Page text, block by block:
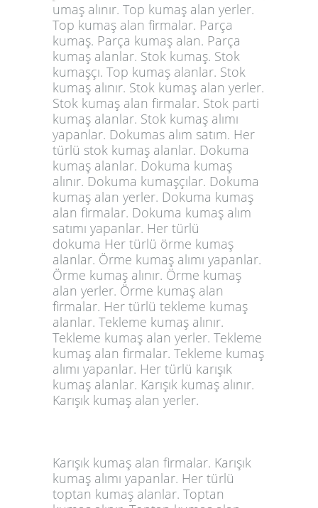
umaş alınır. Top kumaş alan yerler.
Top kumaş alan firmalar. Parça
kumaş. Parça kumaş alan. Parça
kumaş alanlar. Stok kumaş. Stok
kumaşçı. Top kumaş alanlar. Stok
kumaş alınır. Stok kumaş alan yerler.
Stok kumaş alan firmalar. Stok parti
kumaş alanlar. Stok kumaş alımı
yapanlar. Dokumas alım satım. Her
türlü stok kumaş alanlar. Dokuma
kumaş alanlar. Dokuma kumaş
alınır. Dokuma kumaşçılar. Dokuma
kumaş alan yerler. Dokuma kumaş
alan firmalar. Dokuma kumaş alım
satımı yapanlar. Her türlü
dokuma Her türlü örme kumaş
alanlar. Örme kumaş alımı yapanlar.
Örme kumaş alınır. Örme kumaş
alan yerler. Örme kumaş alan
firmalar. Her türlü tekleme kumaş
alanlar. Tekleme kumaş alınır.
Tekleme kumaş alan yerler. Tekleme
kumaş alan firmalar. Tekleme kumaş
alımı yapanlar. Her türlü karışık
kumaş alanlar. Karışık kumaş alınır.
Karışık kumaş alan yerler.
Karışık kumaş alan firmalar. Karışık
kumaş alımı yapanlar. Her türlü
toptan kumaş alanlar. Toptan